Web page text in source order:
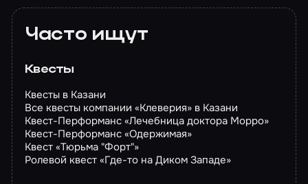
Часто ищут
Квесты
Квесты в Казани
Все квесты компании «Клеверия» в Казани
Квест-Перформанс «Лечебница доктора Морро»
Квест-Перформанс «Одержимая»
Квест «Тюрьма "Форт"»
Ролевой квест «Где-то на Диком Западе»